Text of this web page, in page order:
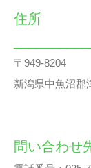
住所
〒949-8204
新潟県中魚沼郡
問い合わせ